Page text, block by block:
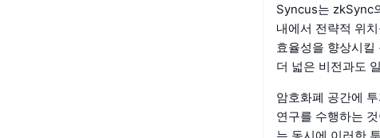
Syncus는 zkSync
내에서 전략적 위
효율성을 향상시
더 넓은 비전과도
암호화폐 공간에
연구를 수행하는